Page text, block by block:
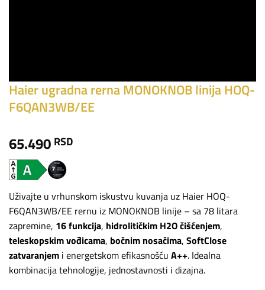
Haier ugradna rerna MONOKNOB linija HOQ-
F6QAN3WB/EE
65.490 RSD
Uživajte u vrhunskom iskustvu kuvanja uz Haier HOQ-
F6QAN3WB/EE rernu iz MONOKNOB linije – sa 78 litara
zapremine, 16 funkcija, hidrolitičkim H2O čišćenjem,
teleskopskim vođicama, bočnim nosačima, SoftClose
zatvaranjem i energetskom efikasnošću A++. Idealna
kombinacija tehnologije, jednostavnosti i dizajna.